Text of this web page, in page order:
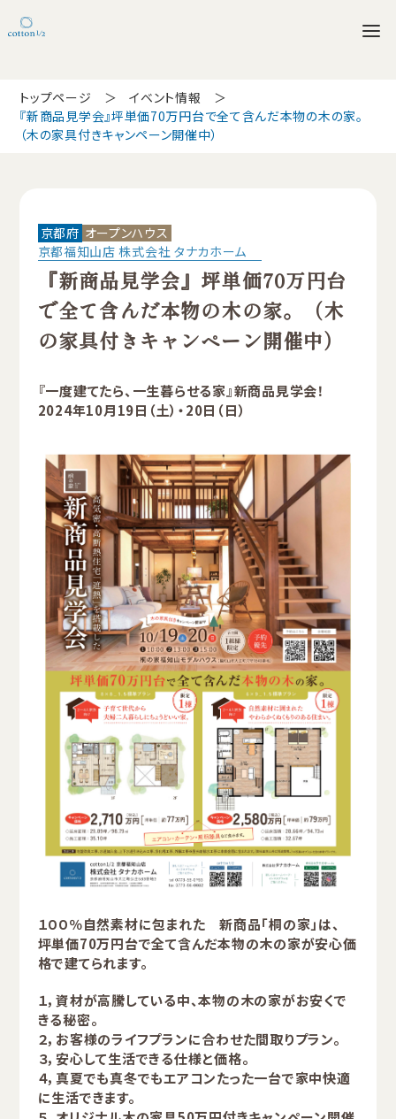
トップページ
イベント情報
『新商品見学会』坪単価70万円台で全て含んだ本物の木の家。
（木の家具付きキャンペーン開催中）
京都府 オープンハウス
京都福知山店 株式会社 タナカホーム
『新商品見学会』坪単価70万円台
で全て含んだ本物の木の家。（木
の家具付きキャンペーン開催中）
『一度建てたら、一生暮らせる家』新商品見学会！
2024年10月19日（土）・20日（日）
１００％自然素材に包まれた 新商品「桐の家」は、
坪単価70万円台で全て含んだ本物の木の家が安心価
格で建てられます。
１，資材が高騰している中、本物の木の家がお安くで
きる秘密。
２，お客様のライフプランに合わせた間取りプラン。
３，安心して生活できる仕様と価格。
４，真夏でも真冬でもエアコンたった一台で家中快適
に生活できます。